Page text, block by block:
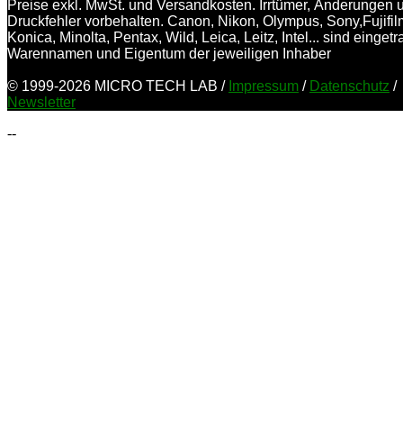
Preise exkl. MwSt. und Versandkosten. Irrtümer, Änderungen
Druckfehler vorbehalten. Canon, Nikon, Olympus,
Konica, Minolta, Pentax, Wild, Leica, Leitz, Intel... sind
Warennamen und Eigentum der jeweiligen Inhaber
© 1999-2026 MICRO TECH LAB / Impressum / Datenschutz /
Newsletter
--